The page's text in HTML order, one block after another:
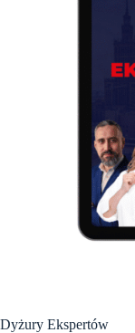
Dyżury Ekspertów